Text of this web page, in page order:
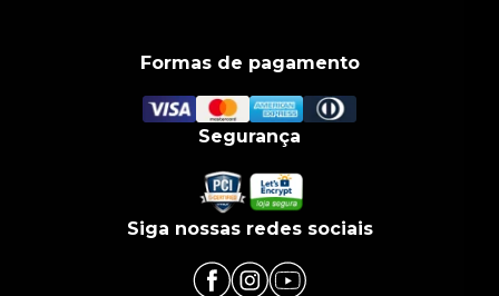
Formas de pagamento
Segurança
Siga nossas redes sociais